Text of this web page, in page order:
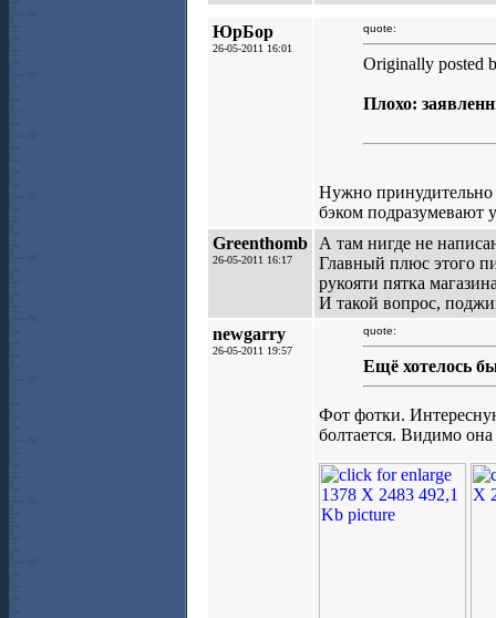
ЮрБор
26-05-2011 16:01
quote:
Originally posted
Плохо:
Нужно принудительно
бэком подразумевают
Greenthomb
26-05-2011 16:17
А там нигде не
Главный плюс этого
рукояти пятка
И такой вопрос,
newgarry
26-05-2011 19:57
quote:
Ещё хотелось
Фот фотки.
болтается. Видимо